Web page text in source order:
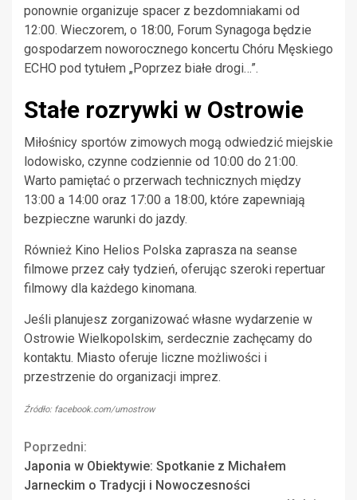
ponownie organizuje spacer z bezdomniakami od
12:00. Wieczorem, o 18:00, Forum Synagoga będzie
gospodarzem noworocznego koncertu Chóru Męskiego
ECHO pod tytułem „Poprzez białe drogi…”.
Stałe rozrywki w Ostrowie
Miłośnicy sportów zimowych mogą odwiedzić miejskie
lodowisko, czynne codziennie od 10:00 do 21:00.
Warto pamiętać o przerwach technicznych między
13:00 a 14:00 oraz 17:00 a 18:00, które zapewniają
bezpieczne warunki do jazdy.
Również Kino Helios Polska zaprasza na seanse
filmowe przez cały tydzień, oferując szeroki repertuar
filmowy dla każdego kinomana.
Jeśli planujesz zorganizować własne wydarzenie w
Ostrowie Wielkopolskim, serdecznie zachęcamy do
kontaktu. Miasto oferuje liczne możliwości i
przestrzenie do organizacji imprez.
Źródło: facebook.com/umostrow
Continue
Reading
Poprzedni:
Japonia w Obiektywie: Spotkanie z Michałem
Jarneckim o Tradycji i Nowoczesności